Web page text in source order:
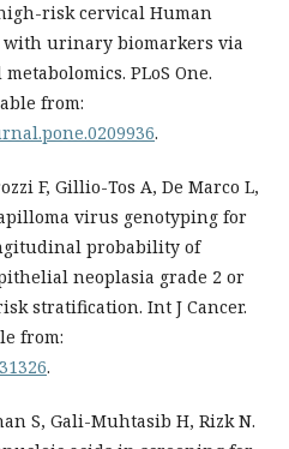
risk cervical Human
urinary biomarkers via
PLoS One.
from:
.
F, Gillio-Tos A, De Marco L,
virus genotyping for
probability of
neoplasia grade 2 or
stratification. Int J Cancer.
from:
.
S, Gali-Muhtasib H, Rizk N.